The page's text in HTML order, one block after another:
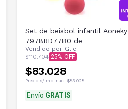
Set de beisbol infantil Aoneky
7978RD7780 de
Vendido por Glic
$110.704 25
$83.028
Precio s/imp. nac. $83.028
Envío GRATIS